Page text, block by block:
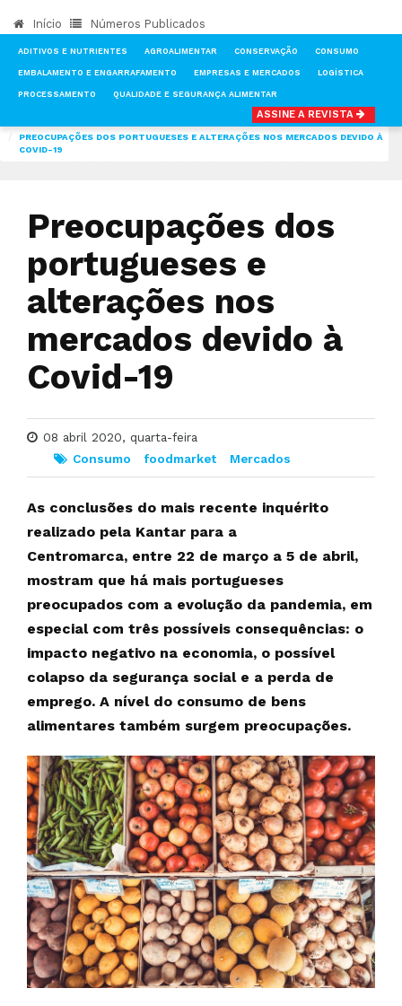
Início Números Publicados
ADITIVOS E NUTRIENTES AGROALIMENTAR CONSERVAÇÃO CONSUMO
EMBALAMENTO E ENGARRAFAMENTO EMPRESAS E MERCADOS LOGÍSTICA
PROCESSAMENTO QUALIDADE E SEGURANÇA ALIMENTAR
ASSINE A REVISTA
PREOCUPAÇÕES DOS PORTUGUESES E ALTERAÇÕES NOS MERCADOS DEVIDO À
COVID-19
Preocupações dos
portugueses e
alterações nos
mercados devido à
Covid-19
08 abril 2020, quarta-feira
Consumo
foodmarket Mercados
As conclusões do mais recente inquérito
realizado pela Kantar para a
Centromarca, entre 22 de março a 5 de abril,
mostram que há mais portugueses
preocupados com a evolução da pandemia, em
especial com três possíveis consequências: o
impacto negativo na economia, o possível
colapso da segurança social e a perda de
emprego. A nível do consumo de bens
alimentares também surgem preocupações.